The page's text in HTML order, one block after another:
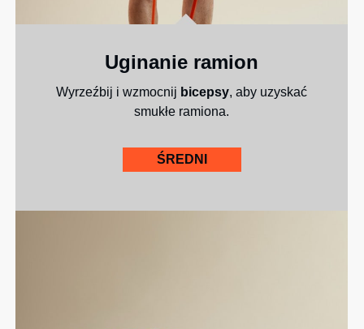
Uginanie ramion
Wyrzeźbij i wzmocnij bicepsy, aby uzyskać
smukłe ramiona.
ŚREDNI